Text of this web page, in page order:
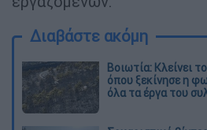
Διαβάστε ακόμη
Βοιωτία: Κλείνει
όπου ξεκίνησε η
όλα τα έργα του